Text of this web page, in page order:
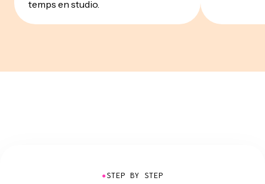
temps en studio.
●STEP BY STEP